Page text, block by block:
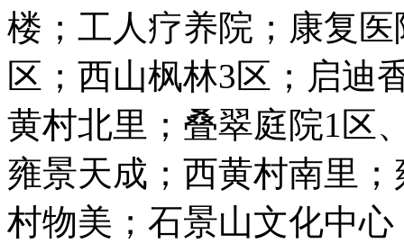
楼；工人疗养院；康复
区；西山枫林3区；启迪
黄村北里；叠翠庭院1区
雍景天成；西黄村南里
村物美；石景山文化中